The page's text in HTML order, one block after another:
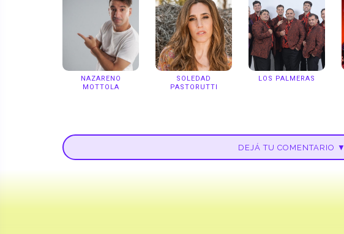
NAZARENO
MOTTOLA
SOLEDAD
PASTORUTTI
LOS PALMERAS
DEJÁ TU COMENTARIO ▼